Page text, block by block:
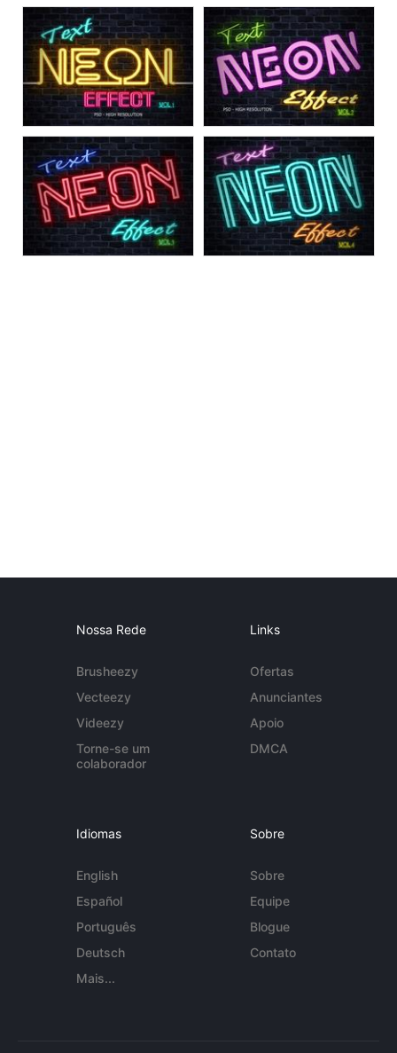
Nossa Rede
Brusheezy
Vecteezy
Videezy
Torne-se um
colaborador
Links
Ofertas
Anunciantes
Apoio
DMCA
Idiomas
English
Español
Português
Deutsch
Mais...
Sobre
Sobre
Equipe
Blogue
Contato